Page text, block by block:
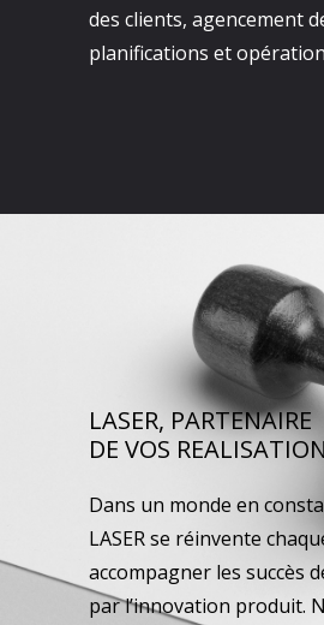
des clients, agencement
planifications et
LASER, PARTENAIRE
DE VOS
Dans un monde en
LASER se réinvente
accompagner les succès
par l’innovation produit.